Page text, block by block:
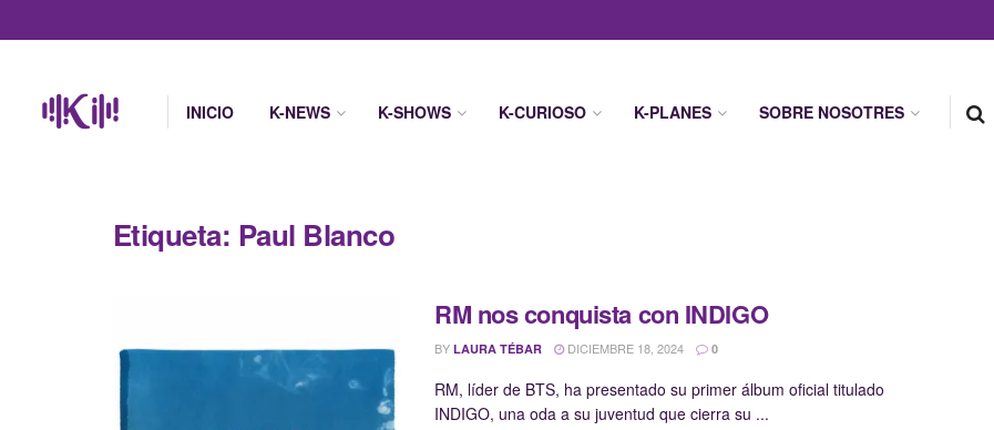
INICIO K-NEWS K-SHOWS K-CURIOSO K-PLANES SOBRE NOSOTRES
Etiqueta: Paul Blanco
RM nos conquista con INDIGO
BY LAURA TÉBAR DICIEMBRE 18, 2024 0
RM, líder de BTS, ha presentado su primer álbum oficial titulado
INDIGO, una oda a su juventud que cierra su ...